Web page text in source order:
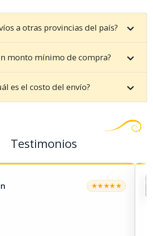
a otras provincias del país?
monto mínimo de compra?
es el costo del envío?
Testimonios
★★★★★
“